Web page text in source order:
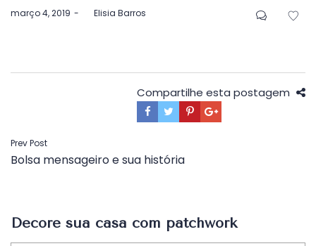
Postado
março 4, 2019 byElisia Barros
Compartilhe esta postagem
Navegação
de
Prev Post
Bolsa mensageiro e sua história
Decore sua casa com patchwork